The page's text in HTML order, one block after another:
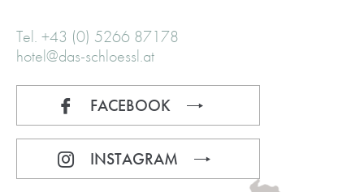
Tel. +43 (0) 5266 87178
hotel@das-schloessl.at
FACEBOOK
INSTAGRAM